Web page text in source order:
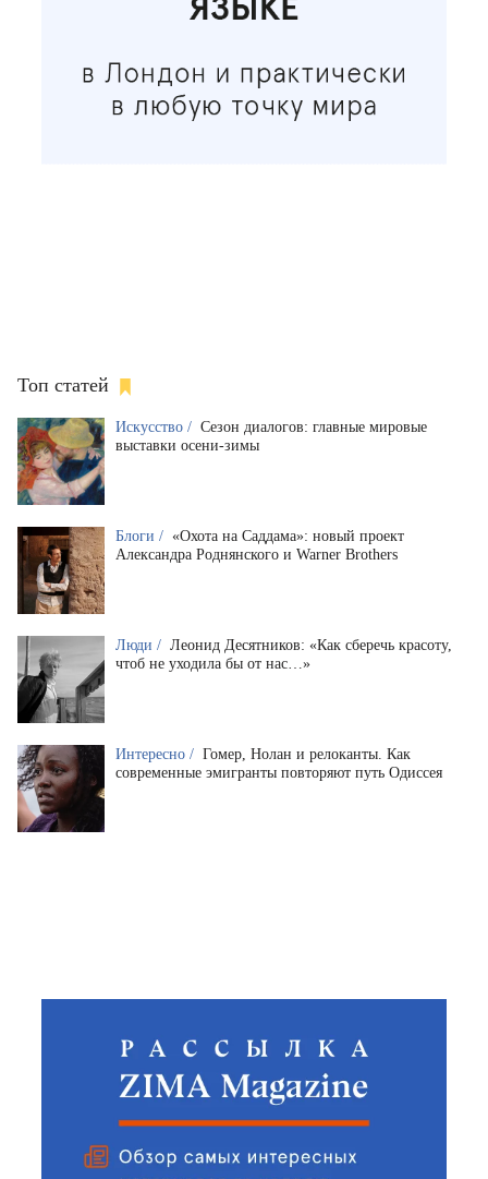
Топ статей
Искусство / Сезон диалогов: главные мировые
выставки осени-зимы
Блоги / «Охота на Саддама»: новый проект
Александра Роднянского и Warner Brothers
Люди / Леонид Десятников: «Как сберечь красоту,
чтоб не уходила бы от нас…»
Интересно / Гомер, Нолан и релоканты. Как
современные эмигранты повторяют путь Одиссея